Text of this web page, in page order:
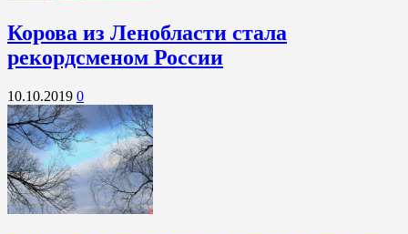
Корова из Ленобласти стала
рекордсменом России
10.10.2019 0